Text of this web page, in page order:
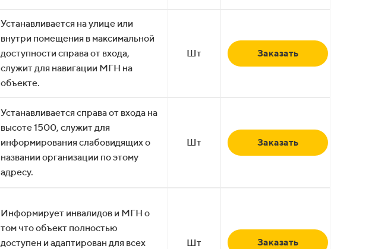
Устанавливается на улице или
внутри помещения в максимальной
доступности справа от входа,
служит для навигации МГН на
объекте.
Шт Заказать
Устанавливается справа от входа на
высоте 1500, служит для
информирования слабовидящих о
названии организации по этому
адресу.
Шт Заказать
Информирует инвалидов и МГН о
том что объект полностью
доступен и адаптирован для всех
Шт Заказать